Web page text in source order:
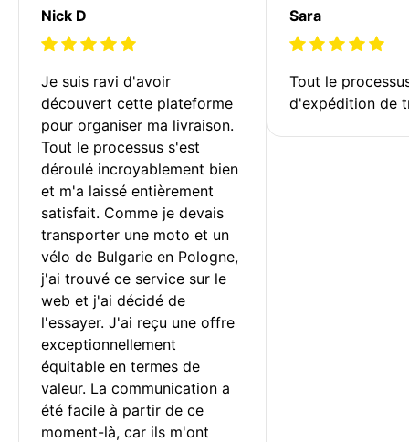
Nick D
Je suis ravi d'avoir
découvert cette plateforme
pour organiser ma livraison.
Tout le processus s'est
déroulé incroyablement bien
et m'a laissé entièrement
satisfait. Comme je devais
transporter une moto et un
vélo de Bulgarie en Pologne,
j'ai trouvé ce service sur le
web et j'ai décidé de
l'essayer. J'ai reçu une offre
exceptionnellement
équitable en termes de
valeur. La communication a
été facile à partir de ce
moment-là, car ils m'ont
Sara
Tout le
d'expédition de